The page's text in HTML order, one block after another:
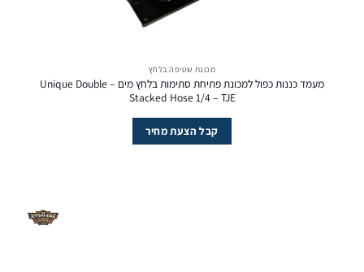
מכונת שטיפה בלחץ
מעמד כננות כפול למכונת פתיחת סתימות בלחץ מים – Unique Double
Stacked Hose 1/4 – TJE
קבל הצעת מחיר